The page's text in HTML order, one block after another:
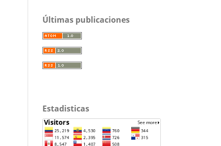
Últimas publicaciones
Estadisticas